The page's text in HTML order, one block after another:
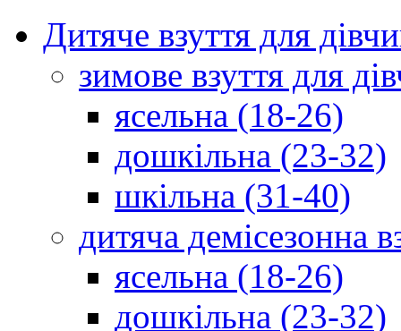
Дитяче взуття для
зимове взуття для
ясельна (18-26)
дошкільна (23-32)
шкільна (31-40)
дитяча демісезонна
ясельна (18-26)
дошкільна (23-32)